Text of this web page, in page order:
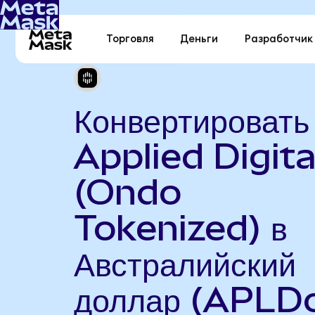
Торговля Деньги Разработчик
Конвертировать
Applied
(Ondo
Tokenized) в
Австралийский
доллар